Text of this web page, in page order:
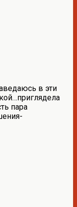
в эти
пара